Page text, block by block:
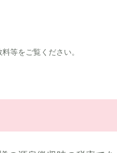
等をご覧ください。